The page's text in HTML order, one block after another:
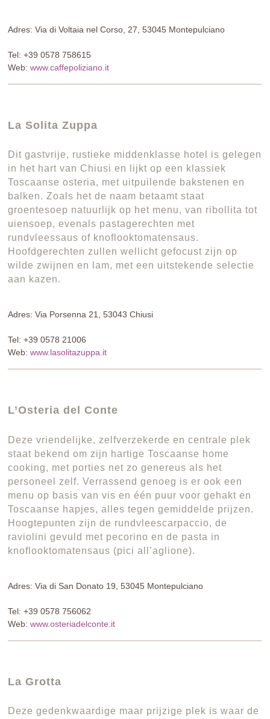
Adres: Via di Voltaia nel Corso, 27, 53045 Montepulciano
Tel: +39 0578 758615
Web:www.caffepoliziano.it
La Solita Zuppa
Dit gastvrije, rustieke middenklasse hotel is gelegen
in het hart van Chiusi en lijkt op een klassiek
Toscaanse osteria, met uitpuilende bakstenen en
balken. Zoals het de naam betaamt staat
groentesoep natuurlijk op het menu, van ribollita tot
uiensoep, evenals pastagerechten met
rundvleessaus of knoflooktomatensaus.
Hoofdgerechten zullen wellicht gefocust zijn op
wilde zwijnen en lam, met een uitstekende selectie
aan kazen.
Adres: Via Porsenna 21, 53043 Chiusi
Tel: +39 0578 21006
Web:www.lasolitazuppa.it
L’Osteria del Conte
Deze vriendelijke, zelfverzekerde en centrale plek
staat bekend om zijn hartige Toscaanse home
cooking, met porties net zo genereus als het
personeel zelf. Verrassend genoeg is er ook een
menu op basis van vis en één puur voor gehakt en
Toscaanse hapjes, alles tegen gemiddelde prijzen.
Hoogtepunten zijn de rundvleescarpaccio, de
raviolini gevuld met pecorino en de pasta in
knoflooktomatensaus (pici all’aglione).
Adres: Via di San Donato 19, 53045 Montepulciano
Tel: +39 0578 756062
Web:www.osteriadelconte.it
La Grotta
Deze gedenkwaardige maar prijzige plek is waar de